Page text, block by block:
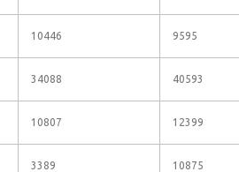
10446 9595
34088 40593
10807 12399
3389 10875